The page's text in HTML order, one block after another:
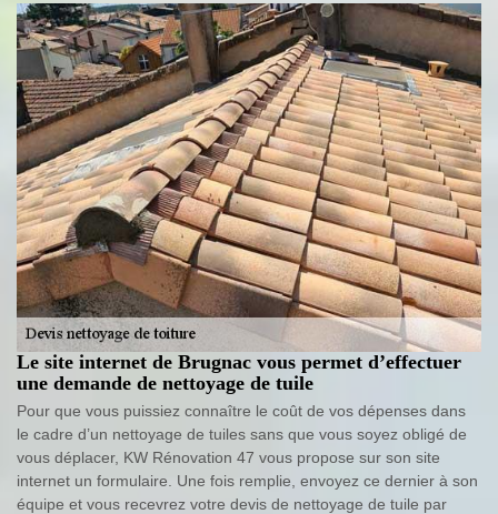
Le site internet de Brugnac vous permet d’effectuer
une demande de nettoyage de tuile
Pour que vous puissiez connaître le coût de vos dépenses dans
le cadre d’un nettoyage de tuiles sans que vous soyez obligé de
vous déplacer, KW Rénovation 47 vous propose sur son site
internet un formulaire. Une fois remplie, envoyez ce dernier à son
équipe et vous recevrez votre devis de nettoyage de tuile par